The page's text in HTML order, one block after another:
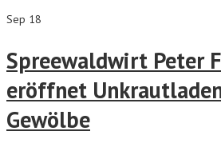
Sep 18
Spreewaldwirt Peter
eröffnet
Gewölbe